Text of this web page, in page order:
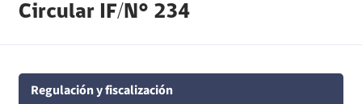
Circular IF/N° 234
Regulación y fiscalización